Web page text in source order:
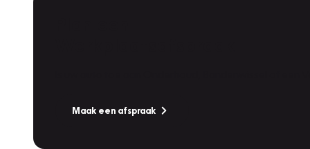
Maak een afspraak